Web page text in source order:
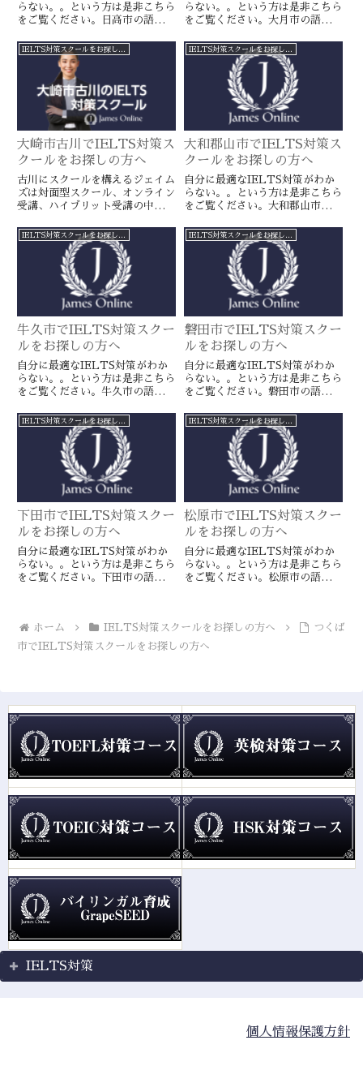
らない。。という方は是非こちら
をご覧ください。日高市の語学ス
ラインのIELTS対策ならより確
実に目標達成が近づきます。海外
留学や移住をお考えの方や国内大
学受験を有利に進めたい方に是
非。
らない。。という方は是非こちら
をご覧ください。大月市の語学ス
ラインのIELTS対策ならより確
実に目標達成が近づきます。海外
留学や移住をお考えの方や国内大
学受験を有利に進めたい方に是
IELTS対策スクールをお探しの方へ
大崎市古川でIELTS対策ス
クールをお探しの方へ
古川にスクールを構えるジェイム
ズは対面型スクール、オンライン
受講、ハイブリット受講の中から
がるIELTS対策レッスンをご提
案しております。
IELTS対策スクールをお探しの方へ
大和郡山市でIELTS対策ス
クールをお探しの方へ
自分に最適なIELTS対策がわか
らない。。という方は是非こちら
をご覧ください。大和郡山市の語
オンラインのIELTS対策ならよ
り確実に目標達成が近づきます。
海外留学や移住をお考えの方や国
内大学受験を有利に進めたい方に
IELTS対策スクールをお探しの方へ
牛久市でIELTS対策スクー
ルをお探しの方へ
自分に最適なIELTS対策がわか
らない。。という方は是非こちら
をご覧ください。牛久市の語学ス
ラインのIELTS対策ならより確
実に目標達成が近づきます。海外
留学や移住をお考えの方や国内大
学受験を有利に進めたい方に是
IELTS対策スクールをお探しの方へ
磐田市でIELTS対策スクー
ルをお探しの方へ
自分に最適なIELTS対策がわか
らない。。という方は是非こちら
をご覧ください。磐田市の語学ス
ラインのIELTS対策ならより確
実に目標達成が近づきます。海外
留学や移住をお考えの方や国内大
学受験を有利に進めたい方に是
IELTS対策スクールをお探しの方へ
下田市でIELTS対策スクー
ルをお探しの方へ
自分に最適なIELTS対策がわか
らない。。という方は是非こちら
をご覧ください。下田市の語学ス
留学や移住をお考えの方や国内大
学受験を有利に進めたい方に是
IELTS対策スクールをお探しの方へ
松原市でIELTS対策スクー
ルをお探しの方へ
自分に最適なIELTS対策がわか
らない。。という方は是非こちら
をご覧ください。松原市の語学ス
留学や移住をお考えの方や国内大
学受験を有利に進めたい方に是
ホーム IELTS対策スクールをお探しの方へ
つくば
市でIELTS対策スクールをお探しの方へ
IELTS対策
個人情報保護方針